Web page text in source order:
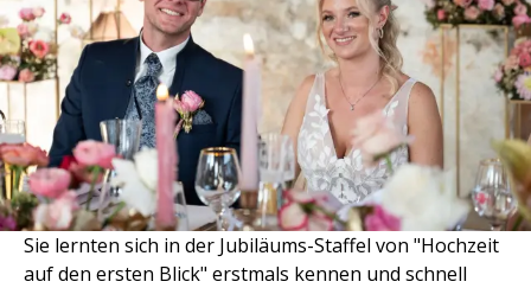
Sie lernten sich in der Jubiläums-Staffel von "Hochzeit
auf den ersten Blick" erstmals kennen und schnell